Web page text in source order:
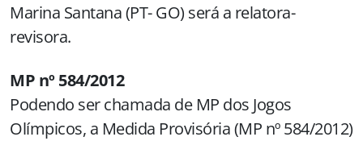
Marina Santana (PT- GO) será a relatora-
revisora.
MP nº 584/2012
Podendo ser chamada de MP dos Jogos
Olímpicos, a Medida Provisória (MP nº 584/2012)